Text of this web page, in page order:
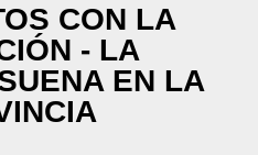
CON LA
- LA
EN LA